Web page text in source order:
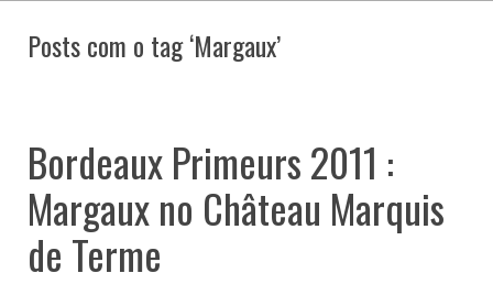
Posts com o tag ‘Margaux’
Bordeaux Primeurs 2011 :
Margaux no Château Marquis
de Terme